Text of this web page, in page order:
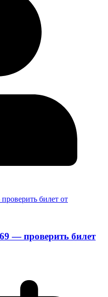
— проверить билет